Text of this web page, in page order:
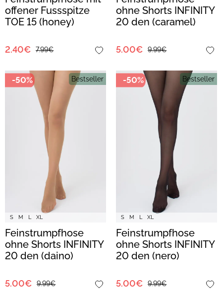
offener Fussspitze
TOE 15 (honey)
2.40€ 7.99€
ohne Shorts INFINITY
20 den (caramel)
5.00€ 9.99€
S M L XL
-50% Bestseller
Feinstrumpfhose
ohne Shorts INFINITY
20 den (daino)
5.00€ 9.99€
S M L XL
-50% Bestseller
Feinstrumpfhose
ohne Shorts INFINITY
20 den (nero)
5.00€ 9.99€